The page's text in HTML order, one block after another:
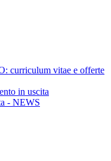
curriculum vitae e offerte
in uscita
- NEWS